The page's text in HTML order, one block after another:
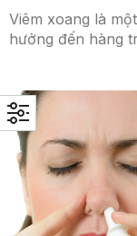
Viêm xoang là
hưởng đến hàng